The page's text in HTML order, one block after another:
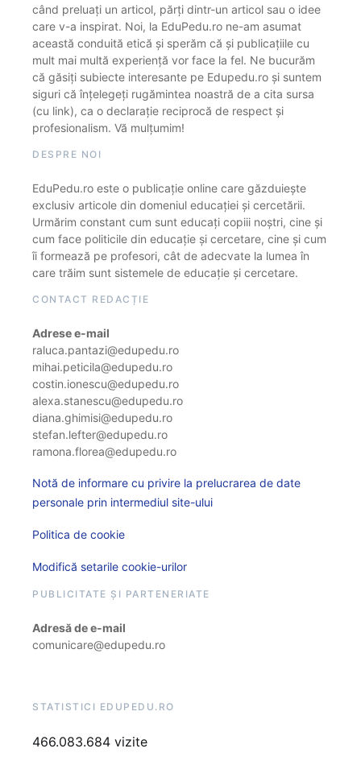
când preluați un articol, părți dintr-un articol sau o idee
care v-a inspirat. Noi, la EduPedu.ro ne-am asumat
această conduită etică și sperăm că și publicațiile cu
mult mai multă experiență vor face la fel. Ne bucurăm
că găsiți subiecte interesante pe Edupedu.ro și suntem
siguri că înțelegeți rugămintea noastră de a cita sursa
(cu link), ca o declarație reciprocă de respect și
profesionalism. Vă mulțumim!
DESPRE NOI
EduPedu.ro este o publicație online care găzduiește
exclusiv articole din domeniul educației și cercetării.
Urmărim constant cum sunt educați copiii noștri, cine și
cum face politicile din educație și cercetare, cine și cum
îi formează pe profesori, cât de adecvate la lumea în
care trăim sunt sistemele de educație și cercetare.
CONTACT REDACȚIE
Adrese e-mail
raluca.pantazi@edupedu.ro
mihai.peticila@edupedu.ro
costin.ionescu@edupedu.ro
alexa.stanescu@edupedu.ro
diana.ghimisi@edupedu.ro
stefan.lefter@edupedu.ro
ramona.florea@edupedu.ro
Notă de informare cu privire la prelucrarea de date
personale prin intermediul site-ului
Politica de cookie
Modifică setarile cookie-urilor
PUBLICITATE ȘI PARTENERIATE
Adresă de e-mail
comunicare@edupedu.ro
STATISTICI EDUPEDU.RO
466.083.684 vizite